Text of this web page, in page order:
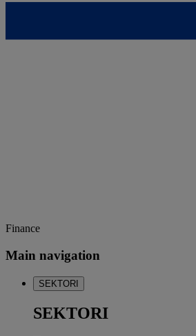
Finance
Main navigation
SEKTORI
SEKTORI